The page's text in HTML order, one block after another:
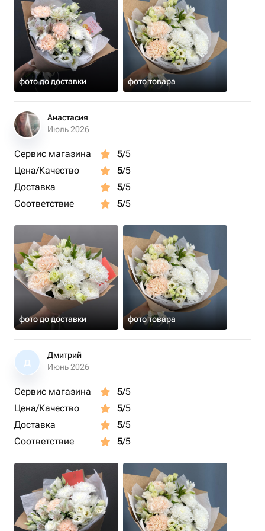
фото до доставки фото товара
Анастасия
Июль 2026
Сервис магазина 5/5
Цена/Качество
5/5
Доставка
5/5
Соответствие
5/5
фото до доставки фото товара
Д
Дмитрий
Июнь 2026
Сервис магазина 5/5
Цена/Качество
5/5
Доставка
5/5
Соответствие
5/5